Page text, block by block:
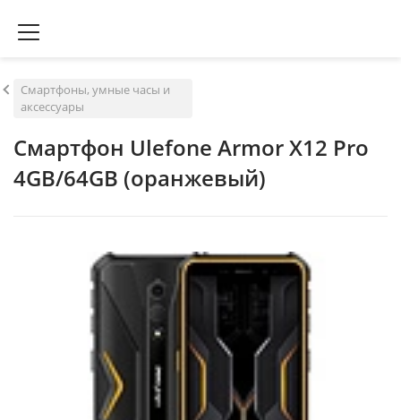
Смартфоны, умные часы и
аксессуары
Смартфон Ulefone Armor X12 Pro
4GB/64GB (оранжевый)